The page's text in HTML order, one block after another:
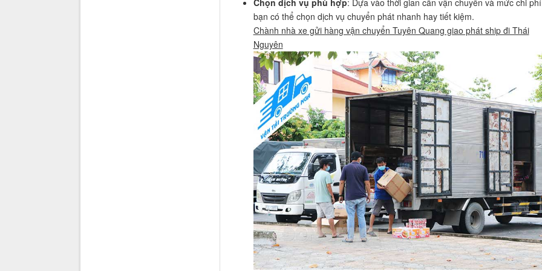
Chọn dịch vụ phù hợp: Dựa vào thời gian cần vận chuyển và mức chi
bạn có thể chọn dịch vụ chuyển phát nhanh hay tiết kiệm.
Chành nhà xe gửi hàng vận chuyển Tuyên Quang giao phát ship đi Thái
Nguyên